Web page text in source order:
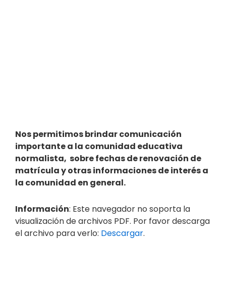
Nos permitimos brindar comunicación
importante a la comunidad educativa
normalista, sobre fechas de renovación de
matrícula y otras informaciones de interés a
la comunidad en general.
Información: Este navegador no soporta la
visualización de archivos PDF. Por favor descarga
el archivo para verlo: Descargar.